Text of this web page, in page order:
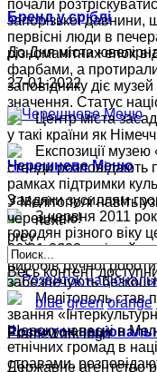
Бренд у сріблі
До Дня міста
27-01-2022
Черешневе Меню
У Мелітополі навіть
черешнею!
26-01-2022
Розвиток
Державне агентство
почали
запорізької
первісні люди в
різноманітних епох
фарбами, а
заповіднику діє
значення. Статус
Центр міста
у такі країни як
Експозиції
стенди розповідають
рамках підтримки
Завдяки зусиллям
З червня 2011
городян різного
найоригінальніший
виробів ручної
забезпечують
Мелітополь став
звання
Щороку навесні в
етнічних громад в
стравами,
next
prev
Весь контент
blue green orange
Framework logo